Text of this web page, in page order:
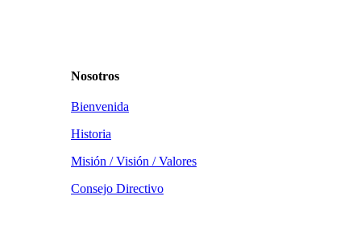
Nosotros
Bienvenida
Historia
Misión / Visión / Valores
Consejo Directivo